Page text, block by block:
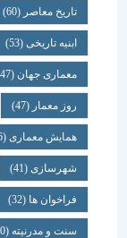
تاریخ معاصر (60)
ابنیه تاریخی(53)
معماری جهان (47)
روز معمار (47)
همایش معماری(46)
شهرسازی(41)
فراخوان ها (32)
سنت و مدرنیته (30)